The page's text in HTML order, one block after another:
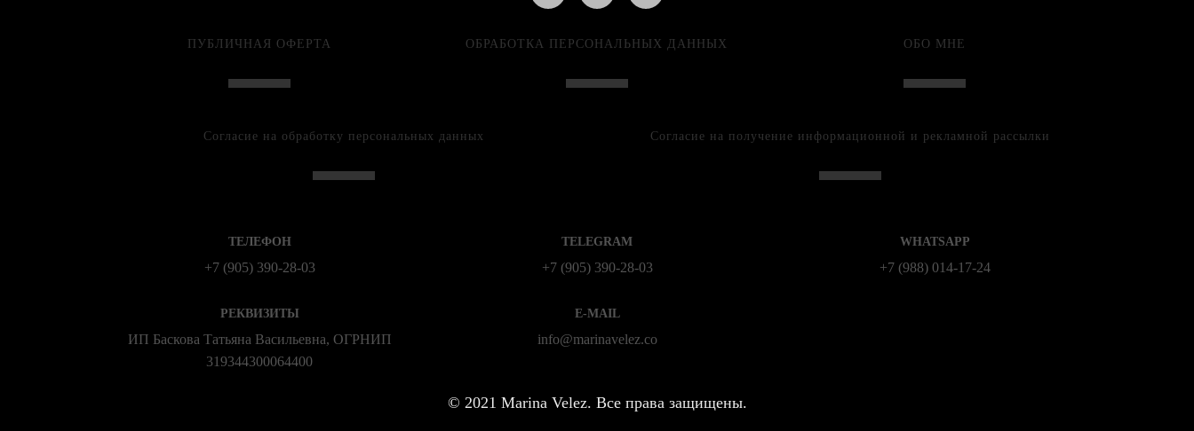
ПУБЛИЧНАЯ ОФЕРТА ОБРАБОТКА ПЕРСОНАЛЬНЫХ ДАННЫХ ОБО МНЕ
Согласие на обработку персональных данных Согласие на получение информационной и рекламной рассылки
ТЕЛЕФОН
+7 (905) 390-28-03
TELEGRAM
+7 (905) 390-28-03
WHATSAPP
+7 (988) 014‑17‑24
РЕКВИЗИТЫ
ИП Баскова Татьяна Васильевна, ОГРНИП
319344300064400
E-MAIL
info@marinavelez.co
© 2021 Marina Velez. Все права защищены.